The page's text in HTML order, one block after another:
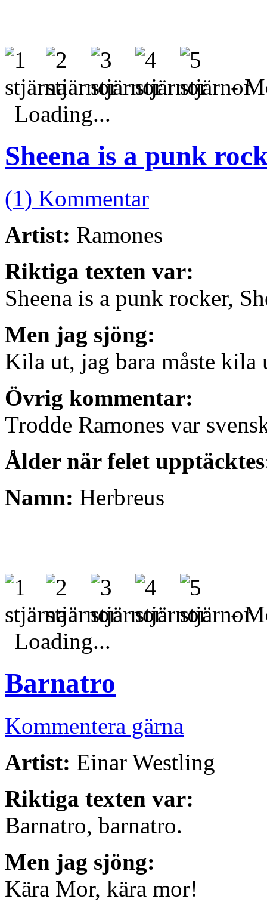
-
Loading...
Sheena is a punk
(1) Kommentar
Artist: Ramones
Riktiga texten var:
Sheena is a punk rocker,
Men jag sjöng:
Kila ut, jag bara måste kila
Övrig kommentar:
Trodde Ramones var
Ålder när felet
Namn: Herbreus
-
Loading...
Barnatro
Kommentera gärna
Artist: Einar Westling
Riktiga texten var:
Barnatro, barnatro.
Men jag sjöng:
Kära Mor, kära mor!